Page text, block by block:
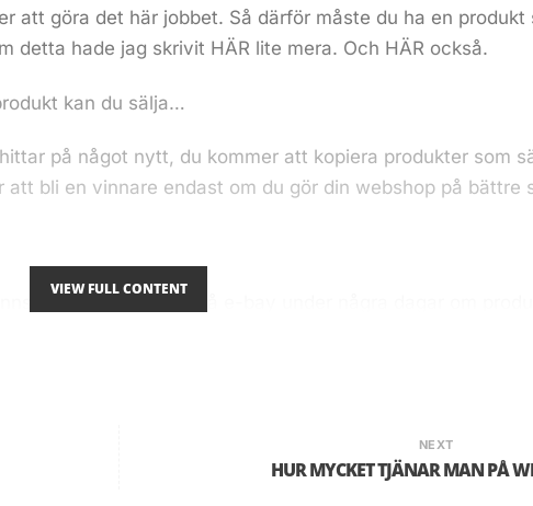
att göra det här jobbet. Så därför måste du ha en produkt
detta hade jag skrivit HÄR lite mera. Och HÄR också.
kan du sälja…
på något nytt, du kommer att kopiera produkter som
bli en vinnare endast om du gör din webshop på bättre
VIEW FULL CONTENT
NEXT
HUR MYCKET TJÄNAR MAN PÅ